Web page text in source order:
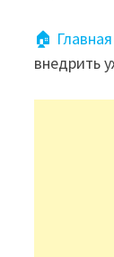
🏠 Главная
внедрить